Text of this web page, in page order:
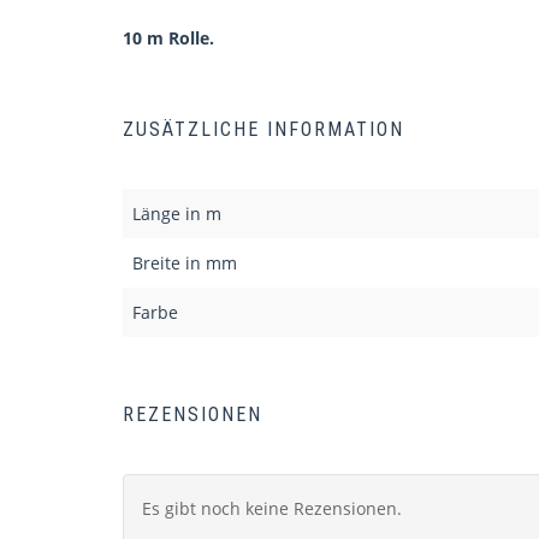
10 m Rolle.
ZUSÄTZLICHE INFORMATION
Länge in m
Breite in mm
Farbe
REZENSIONEN
Es gibt noch keine Rezensionen.